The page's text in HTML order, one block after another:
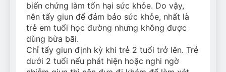
biến chứng làm tổn hại sức khỏe. Do vậy,
nên tẩy giun để đảm bảo sức khỏe, nhất là
trẻ em tuổi học đường nhưng không được
dùng bừa bãi.
Chỉ tẩy giun định kỳ khi trẻ 2 tuổi trở lên. Trẻ
dưới 2 tuổi nếu phát hiện hoặc nghi ngờ